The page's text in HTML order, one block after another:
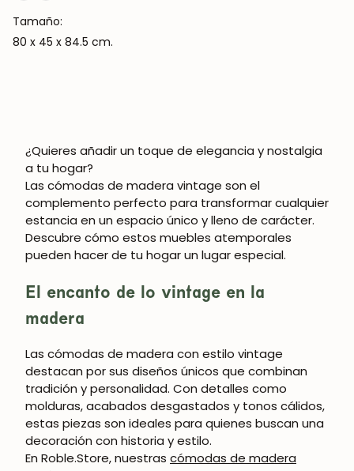
Tamaño:
80 x 45 x 84.5 cm.
¿Quieres añadir un toque de elegancia y nostalgia
a tu hogar?
Las cómodas de madera vintage son el
complemento perfecto para transformar cualquier
estancia en un espacio único y lleno de carácter.
Descubre cómo estos muebles atemporales
pueden hacer de tu hogar un lugar especial.
El encanto de lo vintage en la
madera
Las cómodas de madera con estilo vintage
destacan por sus diseños únicos que combinan
tradición y personalidad. Con detalles como
molduras, acabados desgastados y tonos cálidos,
estas piezas son ideales para quienes buscan una
decoración con historia y estilo.
En Roble.Store, nuestras cómodas de madera